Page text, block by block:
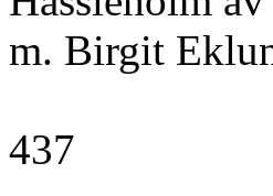
m. Birgit
437